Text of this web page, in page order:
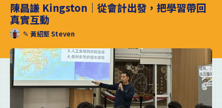
陳昌謙 Kingston｜從會計出發，把學習帶回
真實互動
✎ 黃紹堅 Steven